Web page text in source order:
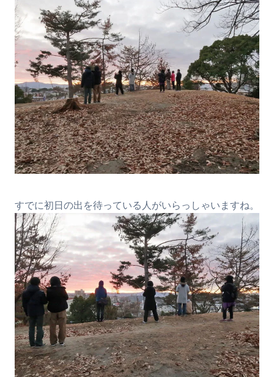
すでに初日の出を待っている人がいらっしゃいますね。